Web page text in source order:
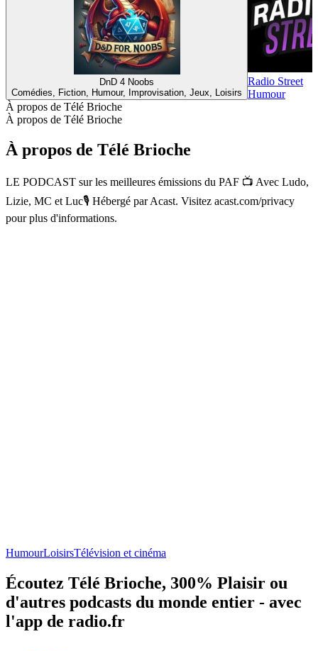
DnD 4 Noobs
Comédies, Fiction, Humour, Improvisation, Jeux, Loisirs
Radio Street
Humour
À propos de Télé Brioche
À propos de Télé Brioche
À propos de Télé Brioche
LE PODCAST sur les meilleures émissions du PAF 📺 Avec Ludo,
Lizie, MC et Luc🎙️ Hébergé par Acast. Visitez acast.com/privacy
pour plus d'informations.
HumourLoisirsTélévision et cinéma
Écoutez Télé Brioche, 300% Plaisir ou
d'autres podcasts du monde entier - avec
l'app de radio.fr